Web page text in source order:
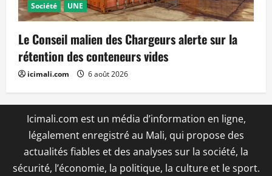
Société UNE
Le Conseil malien des Chargeurs alerte sur la
rétention des conteneurs vides
icimali.com 6 août 2026
Icimali.com est un média d’information en ligne,
légalement enregistré au Mali, qui propose des
actualités fiables et des analyses sur la société, la
sécurité, l’économie, la politique, la culture et le sport.